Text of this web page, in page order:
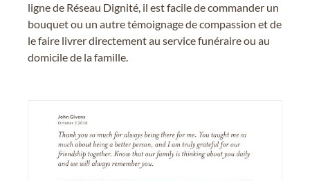
ligne de Réseau Dignité, il est facile de commander un
bouquet ou un autre témoignage de compassion et de
le faire livrer directement au service funéraire ou au
domicile de la famille.